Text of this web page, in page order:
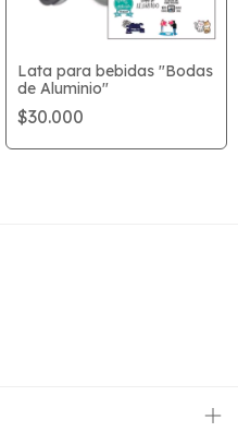
Lata para bebidas "Bodas
de Aluminio"
$30.000